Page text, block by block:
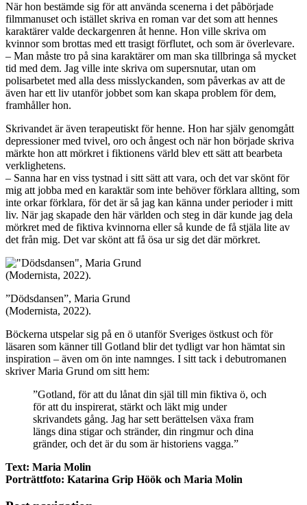
När hon bestämde sig för att använda scenerna i det påbörjade
filmmanuset och istället skriva en roman var det som att hennes
karaktärer valde deckargenren åt henne. Hon ville skriva om
kvinnor som brottas med ett trasigt förflutet, och som är överlevare.
– Man måste tro på sina karaktärer om man ska tillbringa så mycket
tid med dem. Jag ville inte skriva om supersnutar, utan om
polisarbetet med alla dess misslyckanden, som påverkas av att de
även har ett liv utanför jobbet som kan skapa problem för dem,
framhåller hon.
Skrivandet är även terapeutiskt för henne. Hon har själv genomgått
depressioner med tvivel, oro och ångest och när hon började skriva
märkte hon att mörkret i fiktionens värld blev ett sätt att bearbeta
verklighetens.
– Sanna har en viss tystnad i sitt sätt att vara, och det var skönt för
mig att jobba med en karaktär som inte behöver förklara allting, som
inte orkar förklara, för det är så jag kan känna under perioder i mitt
liv. När jag skapade den här världen och steg in där kunde jag dela
mörkret med de fiktiva kvinnorna eller så kunde de få stjäla lite av
det från mig. Det var skönt att få ösa ur sig det där mörkret.
”Dödsdansen”, Maria Grund
(Modernista, 2022).
Böckerna utspelar sig på en ö utanför Sveriges östkust och för
läsaren som känner till Gotland blir det tydligt var hon hämtat sin
inspiration – även om ön inte namnges. I sitt tack i debutromanen
skriver Maria Grund om sitt hem:
”Gotland, för att du lånat din själ till min fiktiva ö, och
för att du inspirerat, stärkt och läkt mig under
skrivandets gång. Jag har sett berättelsen växa fram
längs dina stigar och stränder, din ringmur och dina
gränder, och det är du som är historiens vagga.”
Text: Maria Molin
Porträttfoto: Katarina Grip Höök och Maria Molin